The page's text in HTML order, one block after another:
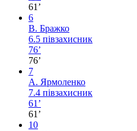
61’
6
В. Бражко
6.5 півзахисник
76’
76’
7
А. Ярмоленко
7.4 півзахисник
61’
61’
10